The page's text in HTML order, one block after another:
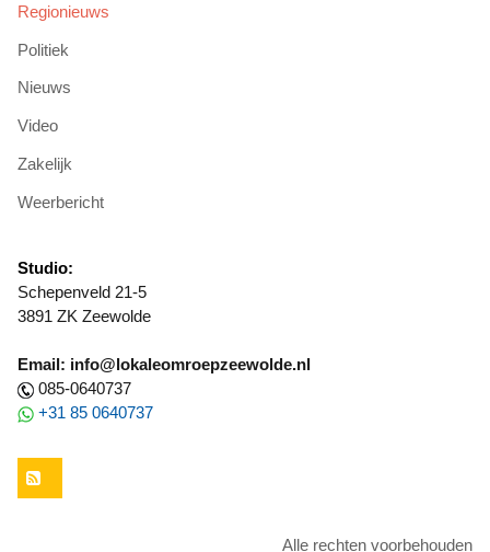
Regionieuws
Politiek
Nieuws
Video
Zakelijk
Weerbericht
Studio:
Schepenveld 21-5
3891 ZK Zeewolde
Email: info@lokaleomroepzeewolde.nl
085-0640737
+31 85 0640737
Alle rechten voorbehouden